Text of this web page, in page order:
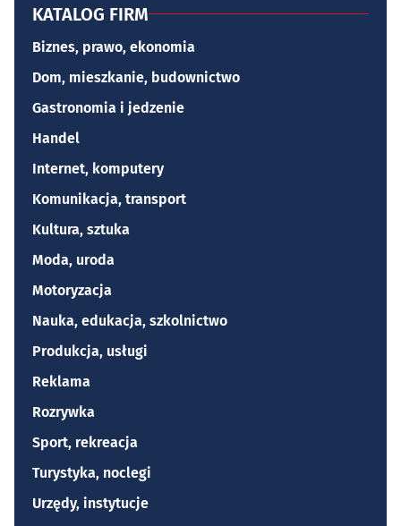
KATALOG FIRM
Biznes, prawo, ekonomia
Dom, mieszkanie, budownictwo
Gastronomia i jedzenie
Handel
Internet, komputery
Komunikacja, transport
Kultura, sztuka
Moda, uroda
Motoryzacja
Nauka, edukacja, szkolnictwo
Produkcja, usługi
Reklama
Rozrywka
Sport, rekreacja
Turystyka, noclegi
Urzędy, instytucje